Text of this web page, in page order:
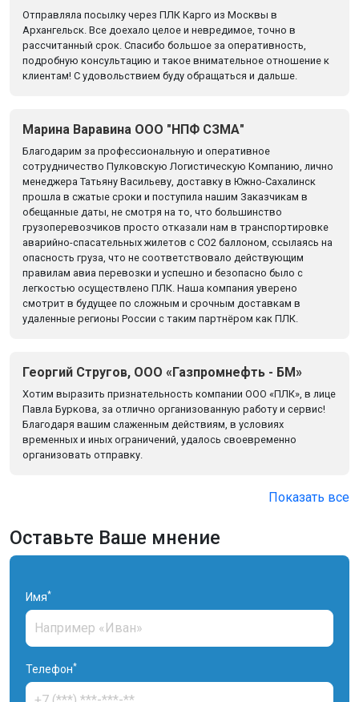
Отправляла посылку через ПЛК Карго из Москвы в
Архангельск. Все доехало целое и невредимое, точно в
рассчитанный срок. Спасибо большое за оперативность,
подробную консультацию и такое внимательное отношение к
клиентам! С удовольствием буду обращаться и дальше.
Марина Варавина ООО "НПФ СЗМА"
Благодарим за профессиональную и оперативное
сотрудничество Пулковскую Логистическую Компанию, лично
менеджера Татьяну Васильеву, доставку в Южно-Сахалинск
прошла в сжатые сроки и поступила нашим Заказчикам в
обещанные даты, не смотря на то, что большинство
грузоперевозчиков просто отказали нам в транспортировке
аварийно-спасательных жилетов с CO2 баллоном, ссылаясь на
опасность груза, что не соответствовало действующим
правилам авиа перевозки и успешно и безопасно было с
легкостью осуществлено ПЛК. Наша компания уверено
смотрит в будущее по сложным и срочным доставкам в
удаленные регионы России с таким партнёром как ПЛК.
Георгий Стругов, ООО «Газпромнефть - БМ»
Хотим выразить признательность компании ООО «ПЛК», в лице
Павла Буркова, за отлично организованную работу и сервис!
Благодаря вашим слаженным действиям, в условиях
временных и иных ограничений, удалось своевременно
организовать отправку.
Показать все
Оставьте Ваше мнение
Имя*
Телефон*